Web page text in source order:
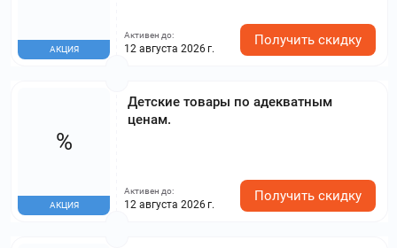
АКЦИЯ
Активен до:
12 августа 2026 г.
Получить скидку
Детские товары по адекватным
ценам.
%
АКЦИЯ
Активен до:
12 августа 2026 г.
Получить скидку